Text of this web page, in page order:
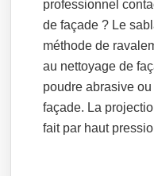
professionnel
de façade ? Le
méthode de
au nettoyage de
poudre abrasive
façade. La
fait par haut